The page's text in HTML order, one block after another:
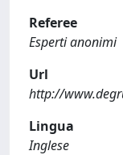
Referee
Esperti anonimi
Url
http://
Lingua
Inglese